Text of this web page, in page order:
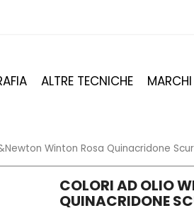
ALTRE TECNICHE MARCHI
Winton Rosa Quinacridone
COLORI AD OLIO
QUINACRIDONE